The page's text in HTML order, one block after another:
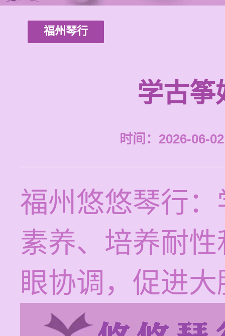
福州琴行
学古筝
时间：2026-06-
福州悠悠琴行
素养、培养耐
眼协调，促进